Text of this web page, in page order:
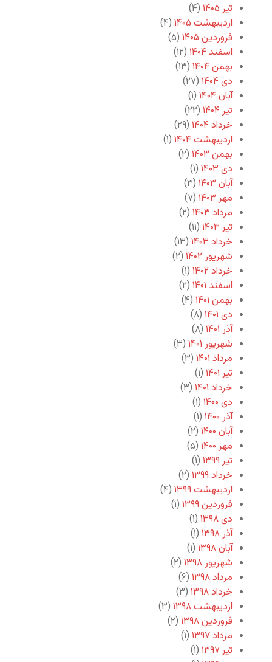
تیر ۱۴۰۵
(۴)
اردیبهشت ۱۴۰۵
(۴)
فروردین ۱۴۰۵
(۵)
اسفند ۱۴۰۴
(۱۲)
بهمن ۱۴۰۴
(۱۳)
دی ۱۴۰۴
(۲۷)
آبان ۱۴۰۴
(۱)
تیر ۱۴۰۴
(۲۲)
خرداد ۱۴۰۴
(۲۹)
اردیبهشت ۱۴۰۴
(۱)
بهمن ۱۴۰۳
(۲)
دی ۱۴۰۳
(۱)
آبان ۱۴۰۳
(۳)
مهر ۱۴۰۳
(۷)
مرداد ۱۴۰۳
(۲)
تیر ۱۴۰۳
(۱۱)
خرداد ۱۴۰۳
(۱۳)
شهریور ۱۴۰۲
(۲)
خرداد ۱۴۰۲
(۱)
اسفند ۱۴۰۱
(۲)
بهمن ۱۴۰۱
(۴)
دی ۱۴۰۱
(۸)
آذر ۱۴۰۱
(۸)
شهریور ۱۴۰۱
(۳)
مرداد ۱۴۰۱
(۳)
تیر ۱۴۰۱
(۱)
خرداد ۱۴۰۱
(۳)
دی ۱۴۰۰
(۱)
آذر ۱۴۰۰
(۱)
آبان ۱۴۰۰
(۲)
مهر ۱۴۰۰
(۵)
تیر ۱۳۹۹
(۱)
خرداد ۱۳۹۹
(۲)
اردیبهشت ۱۳۹۹
(۴)
فروردین ۱۳۹۹
(۱)
دی ۱۳۹۸
(۱)
آذر ۱۳۹۸
(۱)
آبان ۱۳۹۸
(۱)
شهریور ۱۳۹۸
(۲)
مرداد ۱۳۹۸
(۶)
خرداد ۱۳۹۸
(۳)
اردیبهشت ۱۳۹۸
(۳)
فروردین ۱۳۹۸
(۲)
مرداد ۱۳۹۷
(۱)
تیر ۱۳۹۷
(۱)